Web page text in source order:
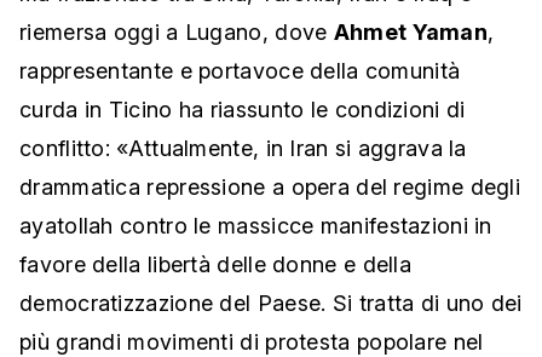
riemersa oggi a Lugano, dove Ahmet Yaman,
rappresentante e portavoce della comunità
curda in Ticino ha riassunto le condizioni di
conflitto: «Attualmente, in Iran si aggrava la
drammatica repressione a opera del regime degli
ayatollah contro le massicce manifestazioni in
favore della libertà delle donne e della
democratizzazione del Paese. Si tratta di uno dei
più grandi movimenti di protesta popolare nel